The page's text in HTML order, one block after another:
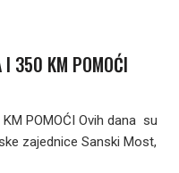
I 350 KM POMOĆI
KM POMOĆI Ovih dana su
zajednice Sanski Most,